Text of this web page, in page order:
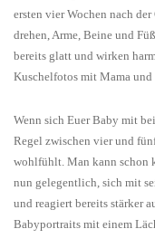
ersten vier Wochen nach
drehen, Arme, Beine und
bereits glatt und wirken
Kuschelfotos mit Mama und
Wenn sich Euer Baby mit
Regel zwischen vier und
wohlfühlt. Man kann schon
nun gelegentlich, sich mit
und reagiert bereits stärker
Babyportraits mit einem